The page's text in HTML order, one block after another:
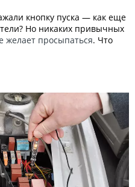
кнопку пуска — как еще
Но никаких привычных
желает просыпаться. Что